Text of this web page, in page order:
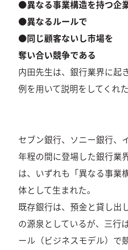
●異なる事業構造を持つ企
●異なるルールで
●同じ顧客ないし市場を
奪い合い競争である
内田先生は、銀行業界に起
例を用いて説明をしてくれた
セブン銀行、ソニー銀行、
年程の間に登場した銀行業
は、いずれも「異なる事業
体として生まれた。
既存銀行は、預金と貸し出
の源泉としているが、三行
ール（ビジネスモデル）で